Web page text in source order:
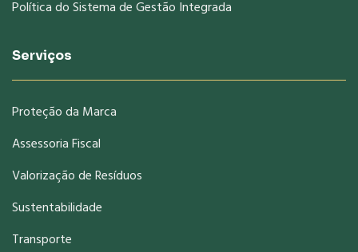
Política do Sistema de Gestão Integrada
Serviços
Proteção da Marca
Assessoria Fiscal
Valorização de Resíduos
Sustentabilidade
Transporte